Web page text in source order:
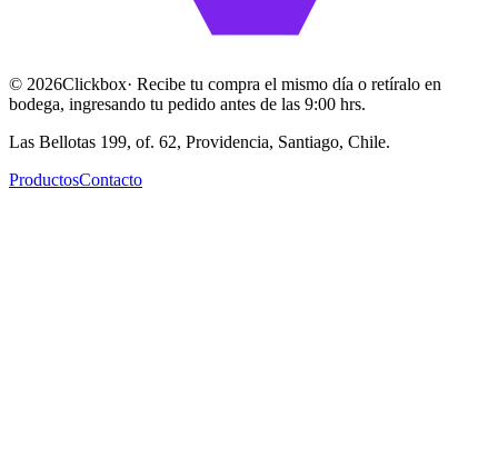
© 2026Clickbox· Recibe tu compra el mismo día o retíralo en
bodega, ingresando tu pedido antes de las 9:00 hrs.
Las Bellotas 199, of. 62, Providencia, Santiago, Chile.
ProductosContacto